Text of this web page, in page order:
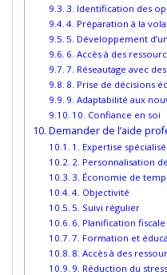
3. Identification des
4. Préparation à la
5. Développement
6. Accès à des
7. Réseautage avec
8. Prise de décisions
9. Adaptabilité aux
10. Confiance en soi
Demander de l’aide
1. Expertise
2. Personnalisation
3. Économie de
4. Objectivité
5. Suivi régulier
6. Planification fiscale
7. Formation et
8. Accès à des
9. Réduction du